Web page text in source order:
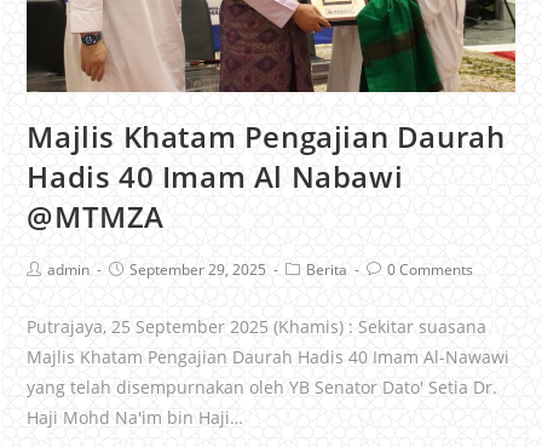
Majlis Khatam Pengajian Daurah
Hadis 40 Imam Al Nabawi
@MTMZA
admin September 29, 2025 Berita 0 Comments
Putrajaya, 25 September 2025 (Khamis) : Sekitar suasana
Majlis Khatam Pengajian Daurah Hadis 40 Imam Al-Nawawi
yang telah disempurnakan oleh YB Senator Dato' Setia Dr.
Haji Mohd Na'im bin Haji…